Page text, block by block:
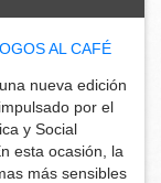
AL CAFÉ
nueva edición
por el
y Social
esta ocasión, la
más sensibles